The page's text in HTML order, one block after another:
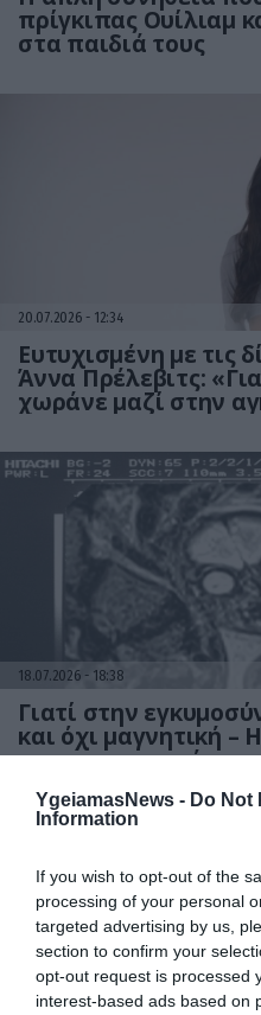
YgeiamasNews - Do Not
Information
If you wish to opt-out of the
processing of your personal
targeted advertising by us,
section to confirm your
opt-out request is processed
interest-based ads based on
πρίγκιπας Ουίλιαμ
στα παιδιά τους
20.07.2026 12:34
Ευτυχισμένη με τις
Άννα Πρέλεβιτς:
χωράνε μαζί στην
18.07.2026 18:38
Γιατί στην
και όχι μαγνητική
τις «τρομακτικές»